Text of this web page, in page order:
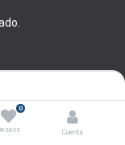
0
Cuenta